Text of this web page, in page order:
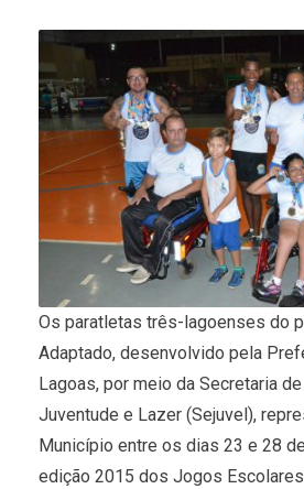
Os paratletas três-lagoenses do
Adaptado, desenvolvido pela
Lagoas, por meio da Secretaria
Juventude e Lazer (Sejuvel),
Município entre os dias 23 e 28
edição 2015 dos Jogos